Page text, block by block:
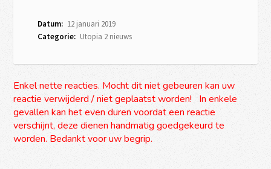
Datum: 12 januari 2019
Categorie: Utopia 2 nieuws
Enkel nette reacties. Mocht dit niet gebeuren kan uw
reactie verwijderd / niet geplaatst worden! In enkele
gevallen kan het even duren voordat een reactie
verschijnt, deze dienen handmatig goedgekeurd te
worden. Bedankt voor uw begrip.